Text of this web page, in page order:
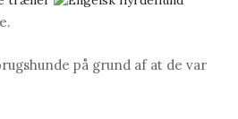
på grund af at de var